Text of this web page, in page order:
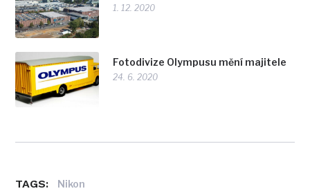
1. 12. 2020
Fotodivize Olympusu mění majitele
24. 6. 2020
TAGS: Nikon